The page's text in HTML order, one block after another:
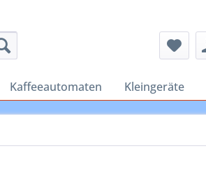
Kaffeeautomaten Kleingeräte